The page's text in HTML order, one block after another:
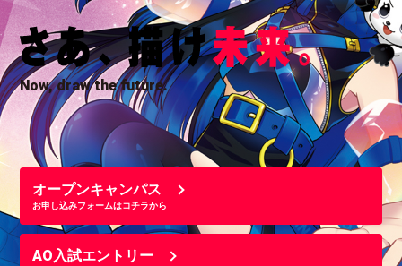
Now, draw the future.
オープンキャンパス
お申し込みフォームはコチラから
AO入試エントリー